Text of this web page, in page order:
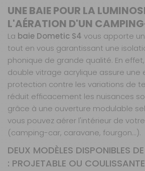
AJOUTER AU
Modèle : A
projection -
Dimensions :
1000 x 450
mm
750193N
Dimension :
1000 x 450 mm
Modèle :A
projection
Prix :
UNE BAIE POUR LA
L'AÉRATION D'UN
La baie Dometic S4 vous apporte
tout en vous garantissant une
phonique de grande qualité. En
double vitrage acrylique assure une
protection contre les variations de
réduit efficacement les nuisances
grâce à une ouverture modulable
vous pouvez aérer l'intérieur de
(camping-car, caravane, fourgon...).
DEUX MODÈLES DISPONIBLES
: PROJETABLE OU COULISSANTE